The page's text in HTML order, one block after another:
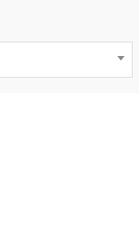
στ